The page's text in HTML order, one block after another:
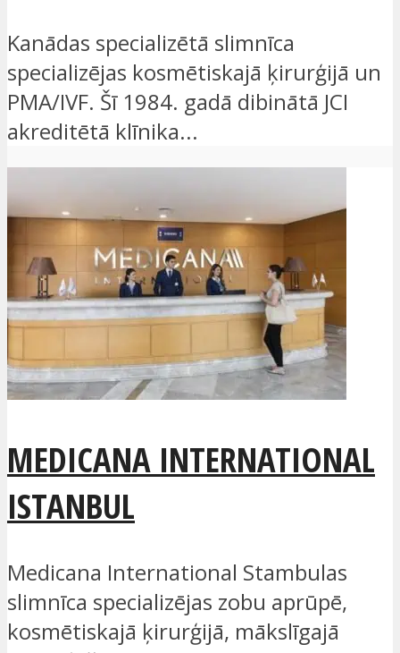
Kanādas specializētā slimnīca
specializējas kosmētiskajā ķirurģijā un
PMA/IVF. Šī 1984. gadā dibinātā JCI
akreditētā klīnika...
MEDICANA INTERNATIONAL
ISTANBUL
Medicana International Stambulas
slimnīca specializējas zobu aprūpē,
kosmētiskajā ķirurģijā, mākslīgajā